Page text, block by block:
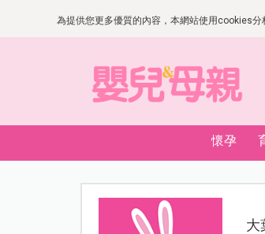
為提供您更多優質的內容，本網站使用cookies
懷孕
大